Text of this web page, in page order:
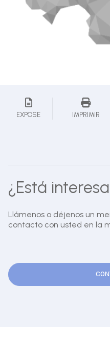
EXPOSE IMPRIMIR
¿Está
Llámenos o déjenos un
contacto con usted en la